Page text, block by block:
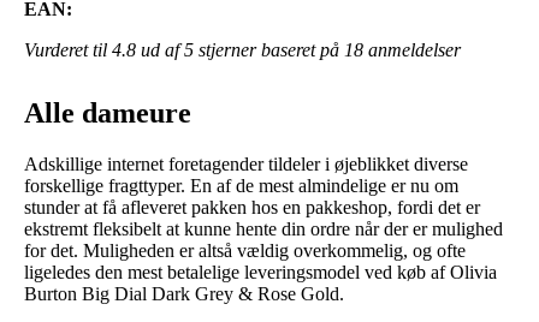
EAN:
Vurderet til 4.8 ud af 5 stjerner baseret på 18 anmeldelser
Alle dameure
Adskillige internet foretagender tildeler i øjeblikket diverse
forskellige fragttyper. En af de mest almindelige er nu om
stunder at få afleveret pakken hos en pakkeshop, fordi det er
ekstremt fleksibelt at kunne hente din ordre når der er mulighed
for det. Muligheden er altså vældig overkommelig, og ofte
ligeledes den mest betalelige leveringsmodel ved køb af Olivia
Burton Big Dial Dark Grey & Rose Gold.